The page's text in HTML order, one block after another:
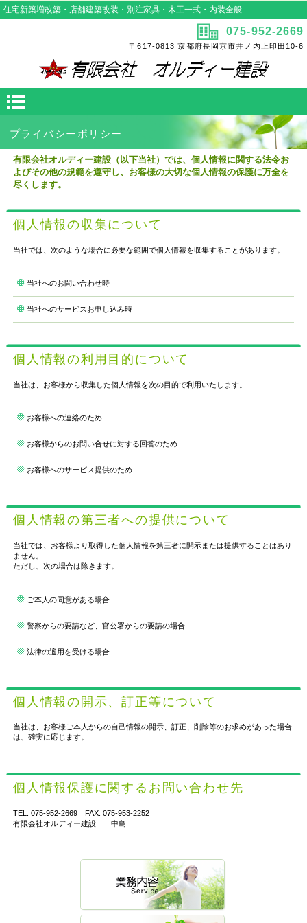
住宅新築増改築・店舗建築改装・別注家具・木工一式・内装全般
075-952-2669
〒617-0813 京都府長岡京市井ノ内上印田10-6
プライバシーポリシー
有限会社オルディー建設（以下当社）では、個人情報に関する法令お
よびその他の規範を遵守し、お客様の大切な個人情報の保護に万全を
尽くします。
個人情報の収集について
当社では、次のような場合に必要な範囲で個人情報を収集することがあります。
当社へのお問い合わせ時
当社へのサービスお申し込み時
個人情報の利用目的について
当社は、お客様から収集した個人情報を次の目的で利用いたします。
お客様への連絡のため
お客様からのお問い合せに対する回答のため
お客様へのサービス提供のため
個人情報の第三者への提供について
当社では、お客様より取得した個人情報を第三者に開示または提供することはあり
ません。
ただし、次の場合は除きます。
ご本人の同意がある場合
警察からの要請など、官公署からの要請の場合
法律の適用を受ける場合
個人情報の開示、訂正等について
当社は、お客様ご本人からの自己情報の開示、訂正、削除等のお求めがあった場合
は、確実に応じます。
個人情報保護に関するお問い合わせ先
TEL. 075-952-2669 FAX. 075-953-2252
有限会社オルディー建設 中島